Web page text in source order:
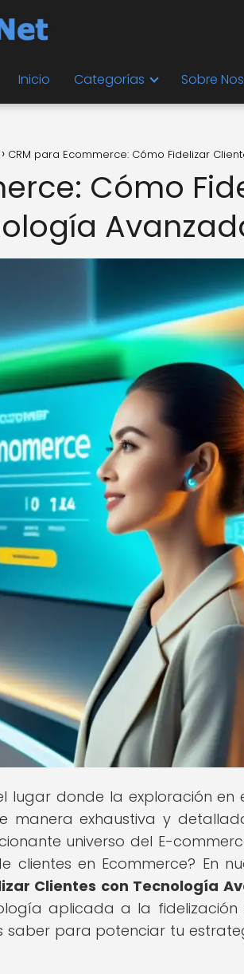
Inicio Categorías Sobre
CRM para Ecommerce: Cómo Fidelizar
Cómo
lugar donde la exploración en
manera exhaustiva y
universo del E-
clientes en Ecommerce? En
Clientes con Tecnología
aplicada a la fidelización
para potenciar tu